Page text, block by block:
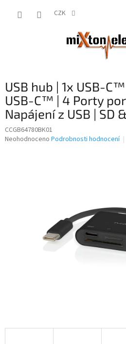
CZK
USB hub | 1x USB-
USB-C™ | 4 Porty
Napájení z USB | SD
CCGB64780BK01
Průměrné
Neohodnoceno Podrobnosti hodnocení